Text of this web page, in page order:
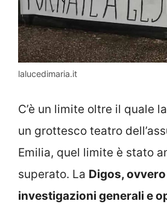
lalucedimaria.it
C’è un limite oltre il quale
un grottesco teatro
Emilia, quel limite è stato
superato. La Digos,
investigazioni generali e